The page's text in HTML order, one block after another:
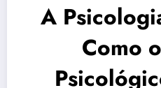
A
Como